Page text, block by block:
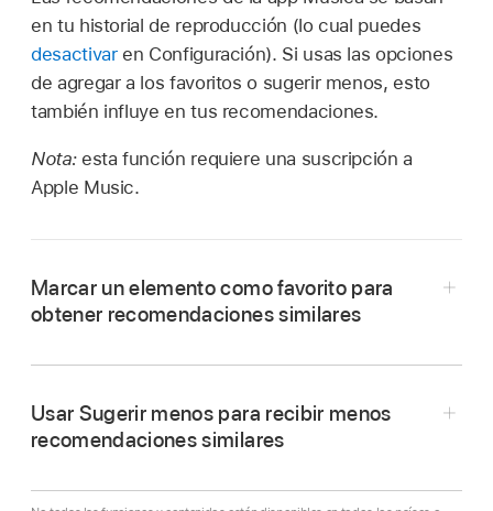
en tu historial de reproducción (lo cual puedes
desactivaren Configuración). Si usas las opciones
de agregar a los favoritos o sugerir menos, esto
también influye en tus recomendaciones.
Nota: esta función requiere una suscripción a
Apple Music.
Marcar un elemento como favorito para
obtener recomendaciones similares
Ve a la app Música en elApple TV 4K
Usar Sugerir menos para recibir menos
recomendaciones similares